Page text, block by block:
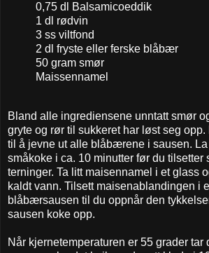
0,75 dl Balsamicoeddik
1 dl rødvin
3 ss viltfond
2 dl fryste eller ferske blåbær
50 gram smør
Maissennamel
Bland alle ingrediensene unntatt smør
gryte og rør til sukkeret har løst seg
til å jevne ut alle blåbærene i sausen.
småkoke i ca. 10 minutter før du tilsetter
terninger. Ta litt maisennamel i et glass
kaldt vann. Tilsett maisenablandingen i
blåbærsausen til du oppnår den
sausen koke opp.
Når kjernetemperaturen er 55 grader tar